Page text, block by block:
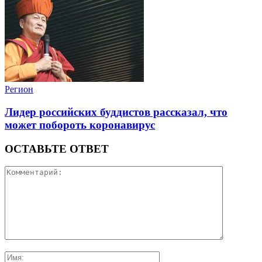
Регион
Лидер российских буддистов рассказал, что
может побороть коронавирус
ОСТАВЬТЕ ОТВЕТ